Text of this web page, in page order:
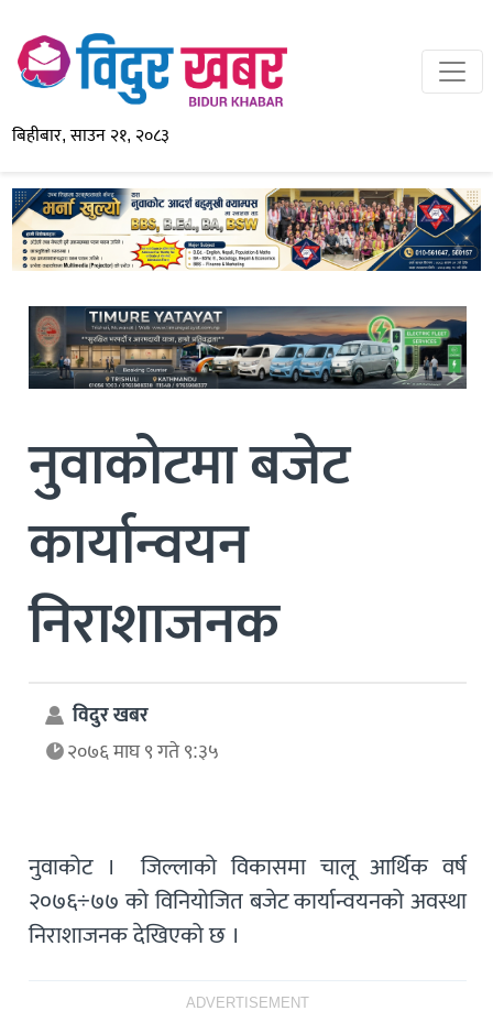
बिहीबार, साउन २१, २०८३
नुवाकोटमा बजेट
कार्यान्वयन
निराशाजनक
विदुर खबर
२०७६ माघ ९ गते ९:३५
नुवाकोट । जिल्लाको विकासमा चालू आर्थिक वर्ष
२०७६÷७७ को विनियोजित बजेट कार्यान्वयनको अवस्था
निराशाजनक देखिएको छ ।
ADVERTISEMENT